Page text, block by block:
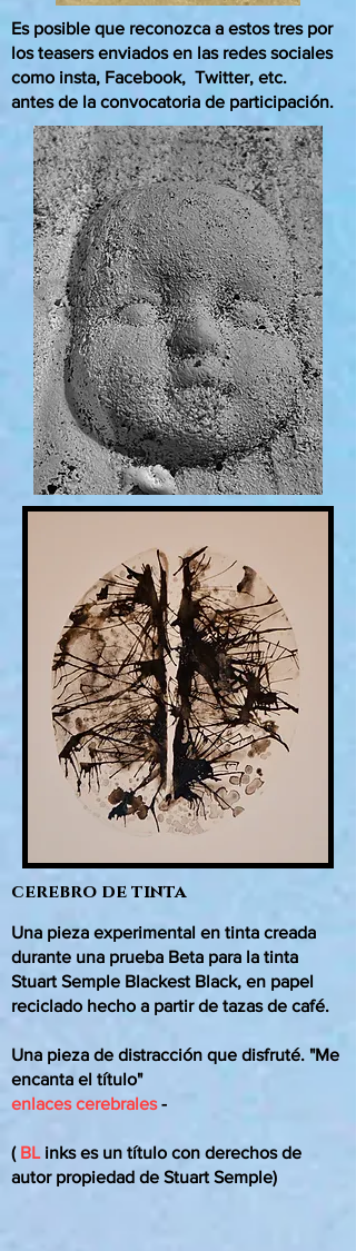
Es posible que reconozca a estos tres por
los teasers enviados en las redes sociales
como insta, Facebook, Twitter, etc.
antes de la convocatoria de participación.
cerebro de tinta
Una pieza experimental en tinta creada
durante una prueba Beta para la tinta
Stuart Semple Blackest Black, en papel
reciclado hecho a partir de tazas de café.
Una pieza de distracción que disfruté. "Me
encanta el título"
enlaces cerebrales -
( BL inks es un título con derechos de
autor propiedad de Stuart Semple)